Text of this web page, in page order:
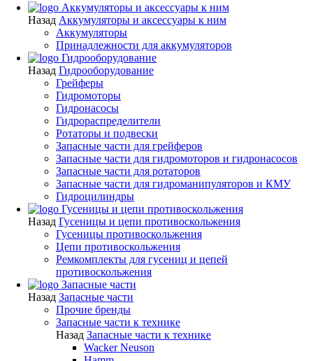
Аккумуляторы и аксессуары к ним
Назад Аккумуляторы и аксессуары к ним
Аккумуляторы
Принадлежности для аккумуляторов
Гидрооборудование
Назад Гидрооборудование
Грейферы
Гидромоторы
Гидронасосы
Гидрораспределители
Ротаторы и подвески
Запасные части для грейферов
Запасные части для гидромоторов и гидронасосов
Запасные части для ротаторов
Запасные части для гидроманипуляторов и КМУ
Гидроцилиндры
Гусеницы и цепи противоскольжения
Назад Гусеницы и цепи противоскольжения
Гусеницы противоскольжения
Цепи противоскольжения
Ремкомплекты для гусениц и цепей
противоскольжения
Запасные части
Назад Запасные части
Прочие бренды
Запасные части к технике
Назад Запасные части к технике
Wacker Neuson